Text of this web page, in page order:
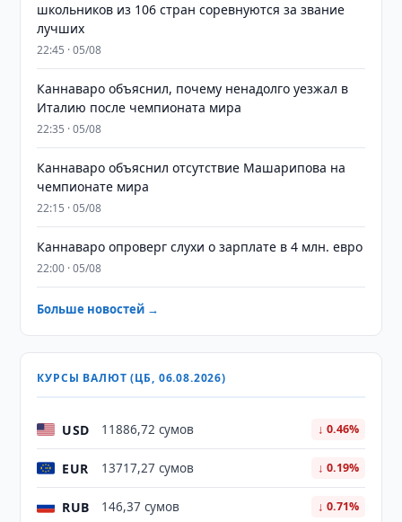
школьников из 106 стран соревнуются за звание
лучших
22:45 · 05/08
Каннаваро объяснил, почему ненадолго уезжал в
Италию после чемпионата мира
22:35 · 05/08
Каннаваро объяснил отсутствие Машарипова на
чемпионате мира
22:15 · 05/08
Каннаваро опроверг слухи о зарплате в 4 млн. евро
22:00 · 05/08
Больше новостей →
КУРСЫ ВАЛЮТ (ЦБ, 06.08.2026)
USD 11886,72 сумов ↓ 0.46%
EUR 13717,27 сумов ↓ 0.19%
RUB 146,37 сумов ↓ 0.71%